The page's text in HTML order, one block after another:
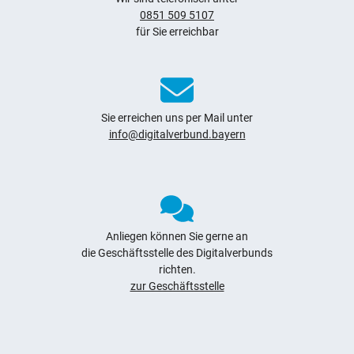
0851 509 5107
für Sie erreichbar
Sie erreichen uns per Mail unter
info@digitalverbund.bayern
Anliegen können Sie gerne an
die Geschäftsstelle des Digitalverbunds
richten.
zur Geschäftsstelle